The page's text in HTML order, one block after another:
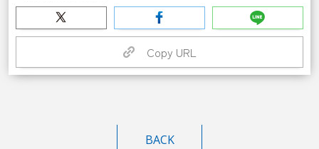
Copy URL
BACK